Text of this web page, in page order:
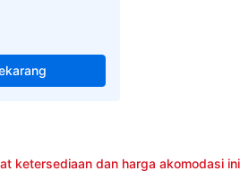
ketersediaan dan harga akomodasi ini